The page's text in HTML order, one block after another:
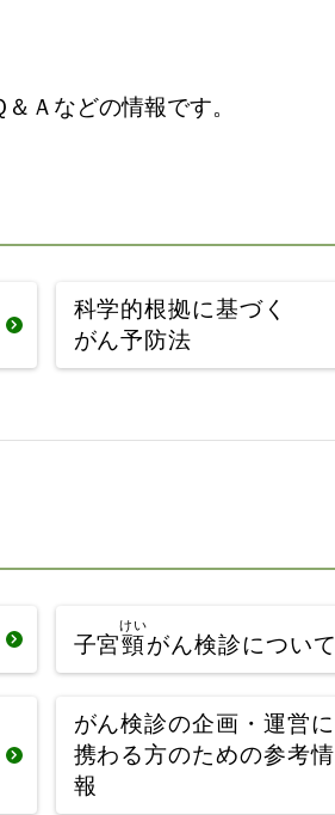
Ａなどの情報です。
科学的根拠に基づく
がん予防法
子宮頸
けい
がん検診について
がん検診の企画・運営に
携わる方のための参考情
報